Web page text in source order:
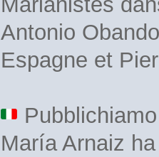
Antonio
Espagne et
María Arnaiz